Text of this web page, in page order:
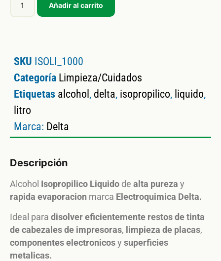
Añadir al carrito
SKU ISOLI_1000
Categoría Limpieza/Cuidados
Etiquetas alcohol, delta, isopropilico, liquido,
litro
Marca: Delta
Descripción
Alcohol Isopropilico Liquido de alta pureza y
rapida evaporacion marca Electroquimica Delta.
Ideal para disolver eficientemente restos de tinta
de cabezales de impresoras, limpieza de placas,
componentes electronicosy superficies
metalicas.